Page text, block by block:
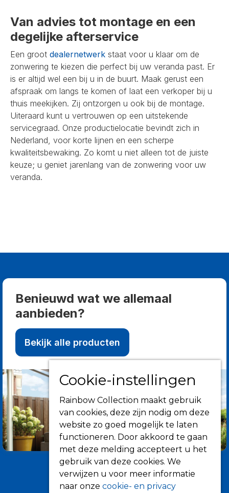
Van advies tot montage en een
degelijke afterservice
Een groot dealernetwerk staat voor u klaar om de
zonwering te kiezen die perfect bij uw veranda past. Er
is er altijd wel een bij u in de buurt. Maak gerust een
afspraak om langs te komen of laat een verkoper bij u
thuis meekijken. Zij ontzorgen u ook bij de montage.
Uiteraard kunt u vertrouwen op een uitstekende
servicegraad. Onze productielocatie bevindt zich in
Nederland, voor korte lijnen en een scherpe
kwaliteitsbewaking. Zo komt u niet alleen tot de juiste
keuze; u geniet jarenlang van de zonwering voor uw
veranda.
Benieuwd wat we allemaal
aanbieden?
Bekijk alle producten
Cookie-instellingen
Rainbow Collection maakt gebruik
van cookies, deze zijn nodig om deze
website zo goed mogelijk te laten
functioneren. Door akkoord te gaan
met deze melding accepteert u het
gebruik van deze cookies. We
verwijzen u voor meer informatie
naar onze cookie- en privacy